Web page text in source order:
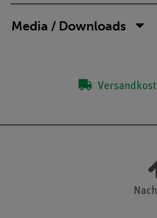
Media / Downloads